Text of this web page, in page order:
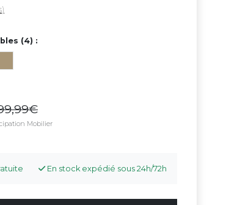
(4) :
Mobilier
En stock expédié sous 24h/72h